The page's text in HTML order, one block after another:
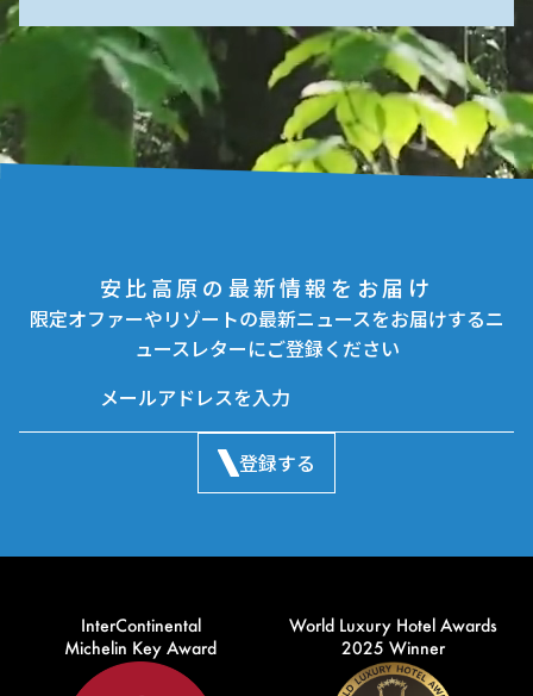
安比高原の最新情報をお届け
限定オファーやリゾートの最新ニュースをお届けするニ
ュースレターにご登録ください
登録する
InterContinental
Michelin Key Award
World Luxury Hotel Awards
2025 Winner